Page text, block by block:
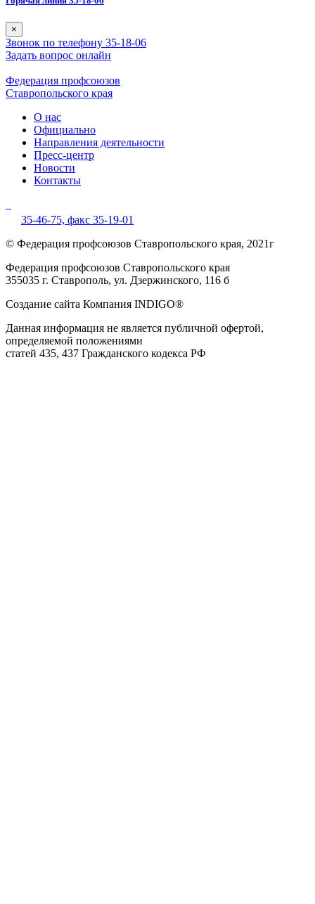
×
Звонок по телефону 35-18-06
Задать вопрос онлайн
Федерация профсоюзов
Ставропольского края
О нас
Официально
Направления деятельности
Пресс-центр
Новости
Контакты
35-46-75, факс 35-19-01
© Федерация профсоюзов Ставропольского края, 2021г
Федерация профсоюзов Ставропольского края
355035 г. Ставрополь, ул. Дзержинского, 116 б
Создание сайта Компания INDIGO®
Данная информация не является публичной офертой,
определяемой положениями
статей 435, 437 Гражданского кодекса РФ